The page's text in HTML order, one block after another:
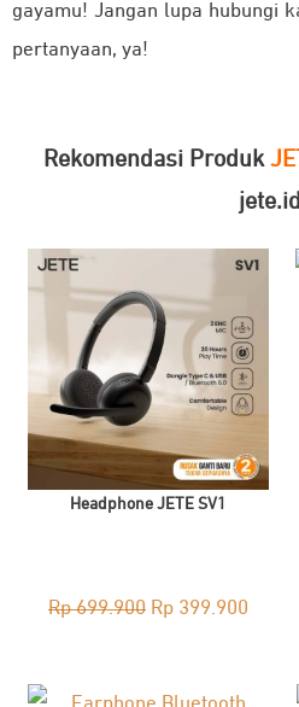
gayamu! Jangan lupa hubungi
pertanyaan, ya!
Rekomendasi Produk
jete.id
Headphone JETE SV1
Rp699.900 Original
Rp 399.900